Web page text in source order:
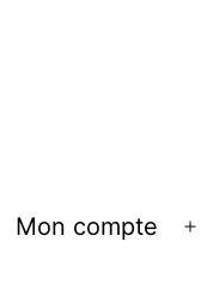
Mon compte